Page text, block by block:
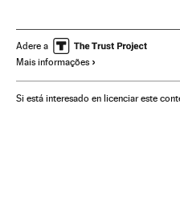
Delinquência Delitos contra
Justiça
Adere a
Mais informações
Si está interesado en licenciar este